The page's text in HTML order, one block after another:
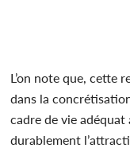
L’on note que, cette
dans la
cadre de vie
durablement